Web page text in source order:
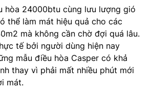
hòa 24000btu cùng lưu lượng gió
thể làm mát hiệu quả cho các
mà không cần chờ đợi quá lâu.
tế bởi người dùng hiện nay
mẫu điều hòa Casper có khả
thay vì phải mất nhiều phút mới
mát.